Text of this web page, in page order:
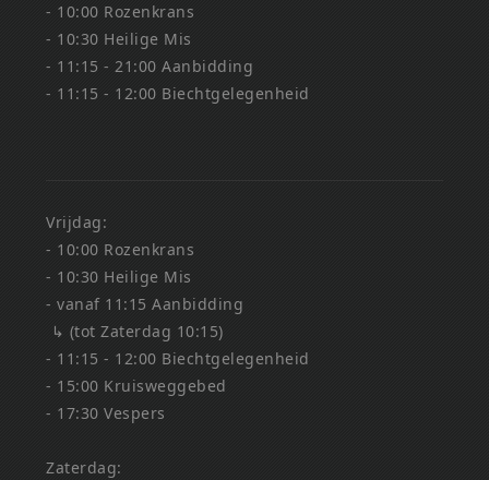
- 10:00 Rozenkrans
- 10:30 Heilige Mis
- 11:15 - 21:00 Aanbidding
- 11:15 - 12:00 Biechtgelegenheid
Vrijdag:
- 10:00 Rozenkrans
- 10:30 Heilige Mis
- vanaf 11:15 Aanbidding
↳ (tot Zaterdag 10:15)
- 11:15 - 12:00 Biechtgelegenheid
- 15:00 Kruisweggebed
- 17:30 Vespers
Zaterdag: